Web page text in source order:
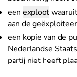
een exploot
aan de
een kopie van de
Nederlandse
partij niet heeft